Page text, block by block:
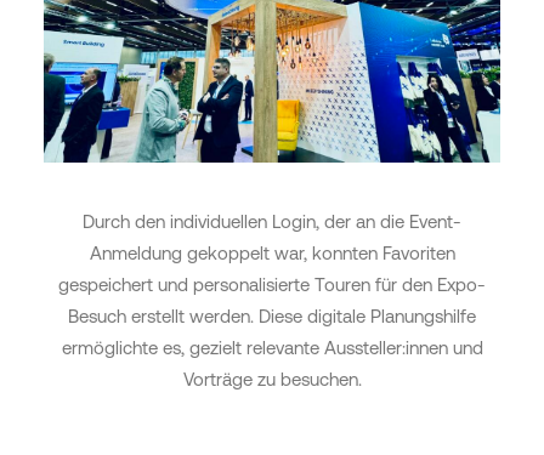
Durch den individuellen Login, der an die Event-
Anmeldung gekoppelt war, konnten Favoriten
gespeichert und personalisierte Touren für den Expo-
Besuch erstellt werden. Diese digitale Planungshilfe
ermöglichte es, gezielt relevante Aussteller:innen und
Vorträge zu besuchen.